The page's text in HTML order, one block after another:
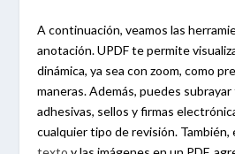
A continuación, veamos las
anotación. UPDF te permite
dinámica, ya sea con zoom, como
maneras. Además, puedes
adhesivas, sellos y firmas
cualquier tipo de revisión.